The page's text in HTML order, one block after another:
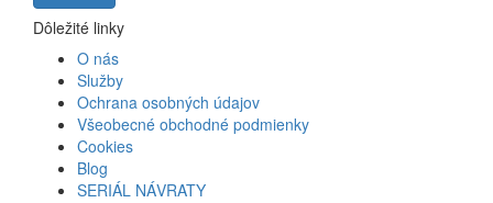
Dôležité linky
O nás
Služby
Ochrana osobných údajov
Všeobecné obchodné podmienky
Cookies
Blog
SERIÁL NÁVRATY